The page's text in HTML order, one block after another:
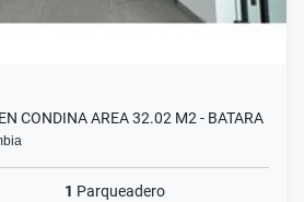
CONDINA AREA 32.02 M2 - BATARA
1 Parqueadero